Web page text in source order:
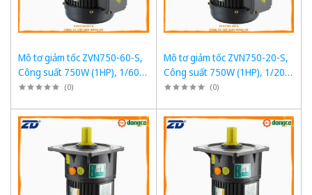
Mô tơ giảm tốc ZVN750-60-S,
Công suất 750W (1HP), 1/60,
Chân đế
(0)
Mô tơ giảm tốc ZVN750-20-S,
Công suất 750W (1HP), 1/20,
Chân đế
(0)